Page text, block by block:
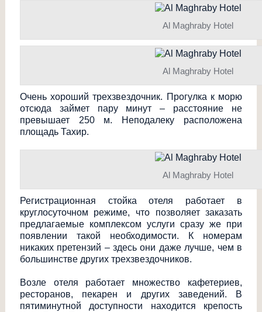
Al Maghraby Hotel
Al Maghraby Hotel
Очень хороший трехзвездочник. Прогулка к морю
отсюда займет пару минут – расстояние не
превышает 250 м. Неподалеку расположена
площадь Тахир.
Al Maghraby Hotel
Регистрационная стойка отеля работает в
круглосуточном режиме, что позволяет заказать
предлагаемые комплексом услуги сразу же при
появлении такой необходимости. К номерам
никаких претензий – здесь они даже лучше, чем в
большинстве других трехзвездочников.
Возле отеля работает множество кафетериев,
ресторанов, пекарен и других заведений. В
пятиминутной доступности находится крепость